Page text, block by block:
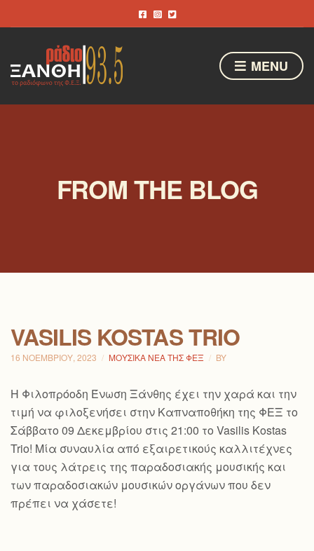
MENU
FROM THE BLOG
VASILIS KOSTAS TRIO
16 ΝΟΕΜΒΡΊΟΥ, 2023 ΜΟΥΣΙΚΆ ΝΈΑ ΤΗΣ ΦΕΞ BY
H Φιλοπρόοδη Ένωση Ξάνθης έχει την χαρά και την
τιμή να φιλοξενήσει στην Καπναποθήκη της ΦΕΞ το
Σάββατο 09 Δεκεμβρίου στις 21:00 το Vasilis Kostas
Trio! Μία συναυλία από εξαιρετικούς καλλιτέχνες
για τους λάτρεις της παραδοσιακής μουσικής και
των παραδοσιακών μουσικών οργάνων που δεν
πρέπει να χάσετε!